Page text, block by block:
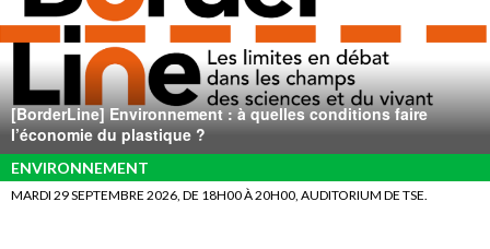
[BorderLine] Environnement : à quelles conditions faire
l’économie du plastique ?
ENVIRONNEMENT
MARDI 29 SEPTEMBRE 2026, DE 18H00 À 20H00, AUDITORIUM DE TSE.